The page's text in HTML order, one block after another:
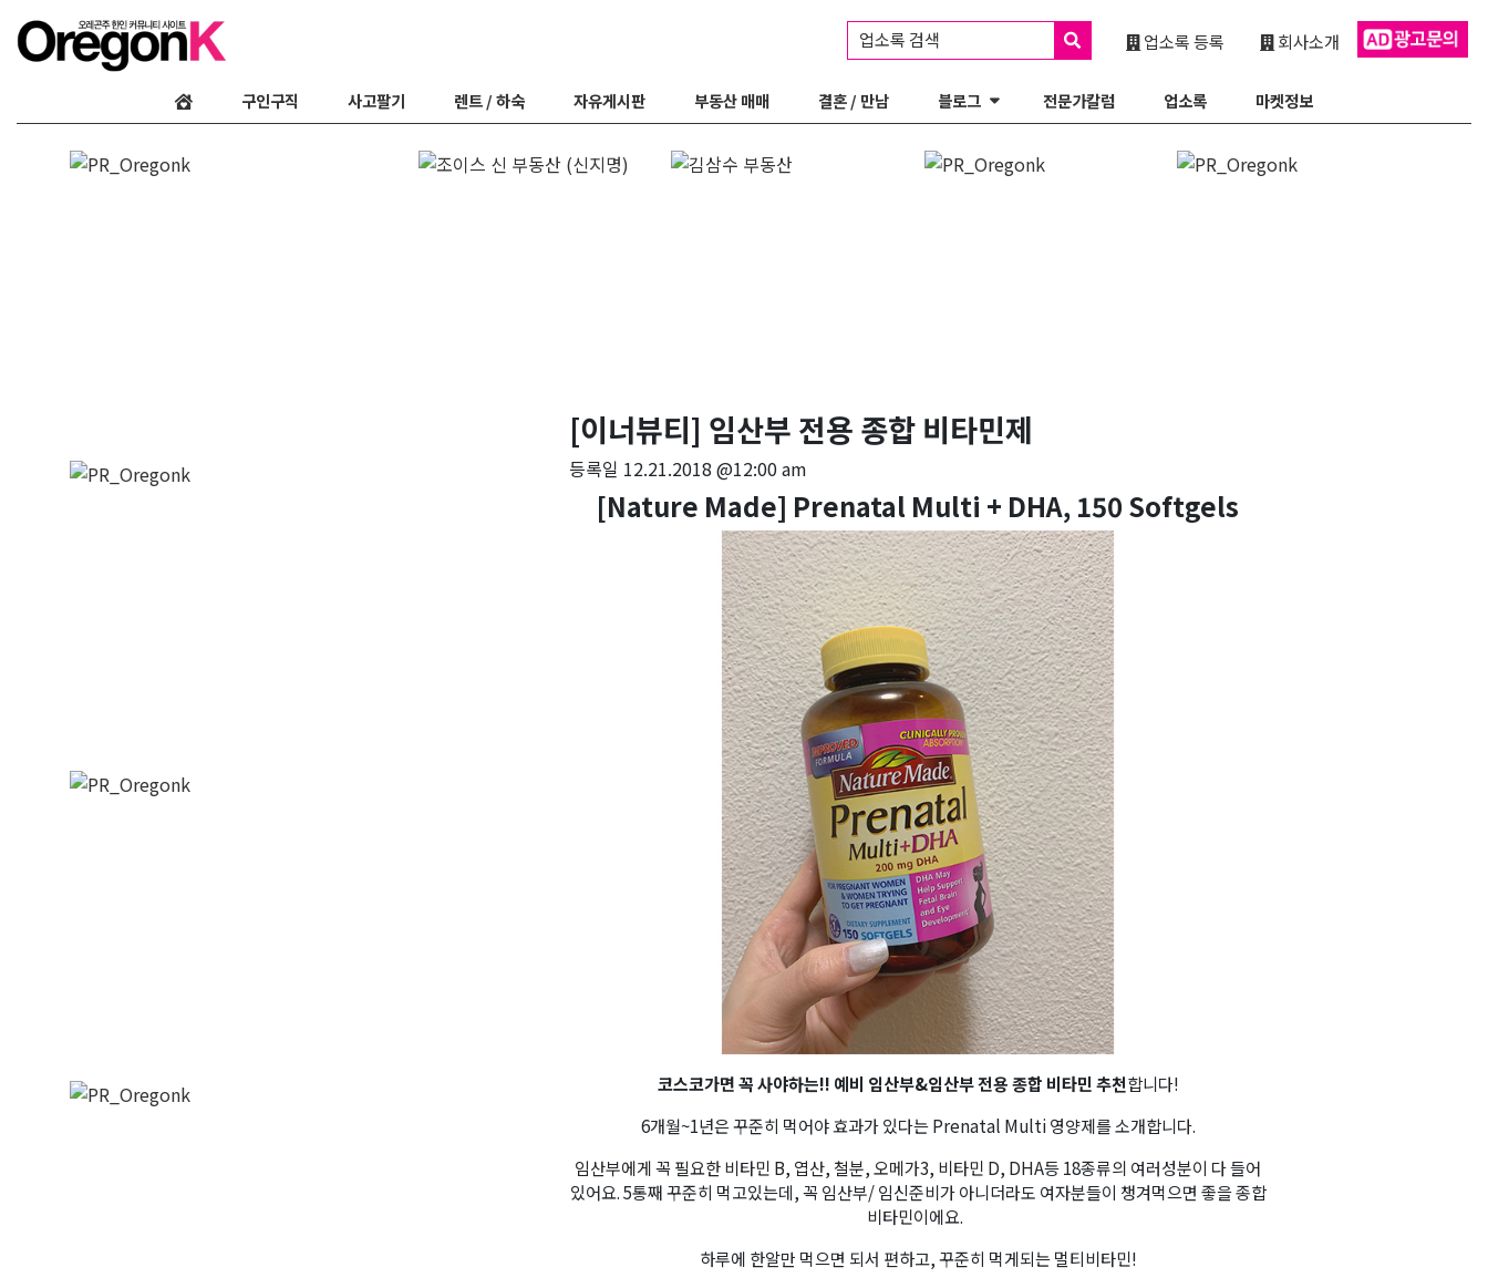
회사소개
업소록 등록
업소록 검색
구인구직 사고팔기 렌트 / 하숙 자유게시판 부동산 매매 결혼 / 만남 블로그 전문가칼럼 업소록 마켓정보
[이너뷰티] 임산부 전용 종합 비타민제
등록일 12.21.2018 @12:00 am
[Nature Made] Prenatal Multi + DHA, 150 Softgels
코스코가면 꼭 사야하는!! 예비 임산부&임산부 전용 종합 비타민 추천합니다!
6개월~1년은 꾸준히 먹어야 효과가 있다는 Prenatal Multi 영양제를 소개합니다.
임산부에게 꼭 필요한 비타민 B, 엽산, 철분, 오메가3, 비타민 D, DHA등 18종류의 여러성분이 다 들어
있어요. 5통째 꾸준히 먹고있는데, 꼭 임산부/ 임신준비가 아니더라도 여자분들이 챙겨먹으면 좋을 종합
비타민이에요.
하루에 한알만 먹으면 되서 편하고, 꾸준히 먹게되는 멀티비타민!